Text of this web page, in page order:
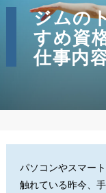
ジムの
すめ資
仕事内
パソコンやスマー
触れている昨今、